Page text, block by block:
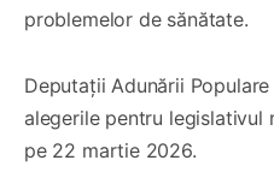
problemelor de sănătate.
Deputații Adunării
alegerile pentru legislativul
pe 22 martie 2026.